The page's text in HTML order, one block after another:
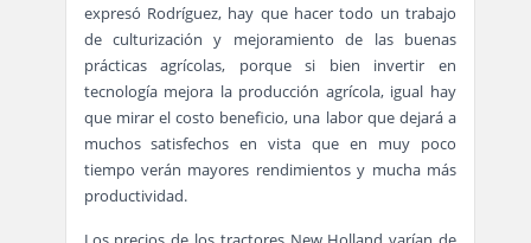
expresó Rodríguez, hay que hacer todo un trabajo
de culturización y mejoramiento de las buenas
prácticas agrícolas, porque si bien invertir en
tecnología mejora la producción agrícola, igual hay
que mirar el costo beneficio, una labor que dejará a
muchos satisfechos en vista que en muy poco
tiempo verán mayores rendimientos y mucha más
productividad.